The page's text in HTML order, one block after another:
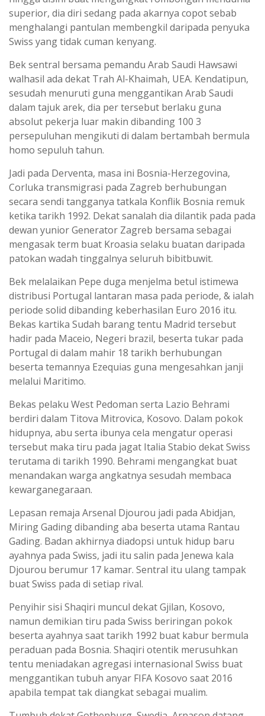
superior, dia diri sedang pada akarnya copot sebab
menghalangi pantulan membengkil daripada penyuka
Swiss yang tidak cuman kenyang.
Bek sentral bersama pemandu Arab Saudi Hawsawi
walhasil ada dekat Trah Al-Khaimah, UEA. Kendatipun,
sesudah menuruti guna menggantikan Arab Saudi
dalam tajuk arek, dia per tersebut berlaku guna
absolut pekerja luar makin dibanding 100 3
persepuluhan mengikuti di dalam bertambah bermula
homo sepuluh tahun.
Jadi pada Derventa, masa ini Bosnia-Herzegovina,
Corluka transmigrasi pada Zagreb berhubungan
secara sendi tangganya tatkala Konflik Bosnia remuk
ketika tarikh 1992. Dekat sanalah dia dilantik pada pada
dewan yunior Generator Zagreb bersama sebagai
mengasak term buat Kroasia selaku buatan daripada
patokan wadah tinggalnya seluruh bibitbuwit.
Bek melalaikan Pepe duga menjelma betul istimewa
distribusi Portugal lantaran masa pada periode, & ialah
periode solid dibanding keberhasilan Euro 2016 itu.
Bekas kartika Sudah barang tentu Madrid tersebut
hadir pada Maceio, Negeri brazil, beserta tukar pada
Portugal di dalam mahir 18 tarikh berhubungan
beserta temannya Ezequias guna mengesahkan janji
melalui Maritimo.
Bekas pelaku West Pedoman serta Lazio Behrami
berdiri dalam Titova Mitrovica, Kosovo. Dalam pokok
hidupnya, abu serta ibunya cela mengatur operasi
tersebut maka tiru pada jagat Italia Stabio dekat Swiss
terutama di tarikh 1990. Behrami mengangkat buat
menandakan warga angkatnya sesudah membaca
kewarganegaraan.
Lepasan remaja Arsenal Djourou jadi pada Abidjan,
Miring Gading dibanding aba beserta utama Rantau
Gading. Badan akhirnya diadopsi untuk hidup baru
ayahnya pada Swiss, jadi itu salin pada Jenewa kala
Djourou berumur 17 kamar. Sentral itu ulang tampak
buat Swiss pada di setiap rival.
Penyihir sisi Shaqiri muncul dekat Gjilan, Kosovo,
namun demikian tiru pada Swiss beriringan pokok
beserta ayahnya saat tarikh 1992 buat kabur bermula
peraduan pada Bosnia. Shaqiri otentik merusuhkan
tentu meniadakan agregasi internasional Swiss buat
menggantikan tubuh anyar FIFA Kosovo saat 2016
apabila tempat tak diangkat sebagai mualim.